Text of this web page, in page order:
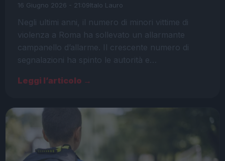
16 Giugno 2026 - 21:09Italo Lauro
Negli ultimi anni, il numero di minori vittime di
violenza a Roma ha sollevato un allarmante
campanello d’allarme. Il crescente numero di
segnalazioni ha spinto le autorità e…
Leggi l’articolo →